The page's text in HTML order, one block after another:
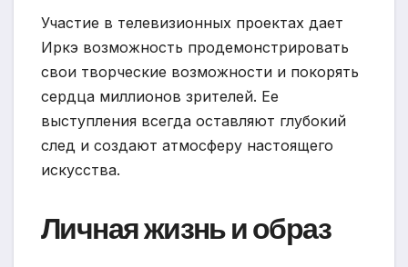
Участие в телевизионных проектах дает
Иркэ возможность продемонстрировать
свои творческие возможности и покорять
сердца миллионов зрителей. Ее
выступления всегда оставляют глубокий
след и создают атмосферу настоящего
искусства.
Личная жизнь и образ